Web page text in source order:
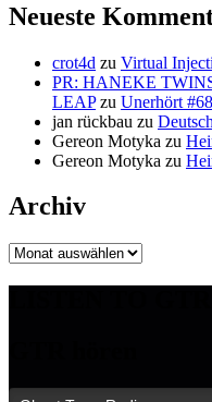
Neueste
crot4d zu Virtual
PR: HANEKE
LEAPzu Unerhört #68
jan rückbau zu
Gereon Motyka zu
Gereon Motyka zu
Archiv
Archiv